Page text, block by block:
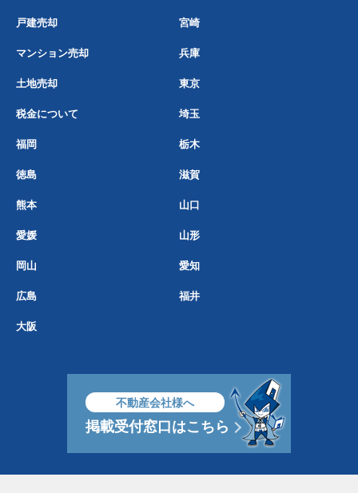
戸建売却 宮崎
マンション売却 兵庫
土地売却 東京
税金について 埼玉
福岡 栃木
徳島 滋賀
熊本 山口
愛媛 山形
岡山 愛知
広島 福井
大阪
不動産会社様へ
掲載受付窓口はこちら